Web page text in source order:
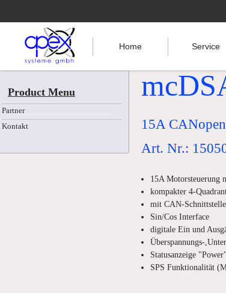
Home Service
Product Menu
Partner
Kontakt
15A
Art. Nr.:
15A Motorsteuerung
kompakter 4-
mit CAN-
Sin/Cos Interface
digitale Ein und
Überspannungs-
Statusanzeige
SPS Funktionalität